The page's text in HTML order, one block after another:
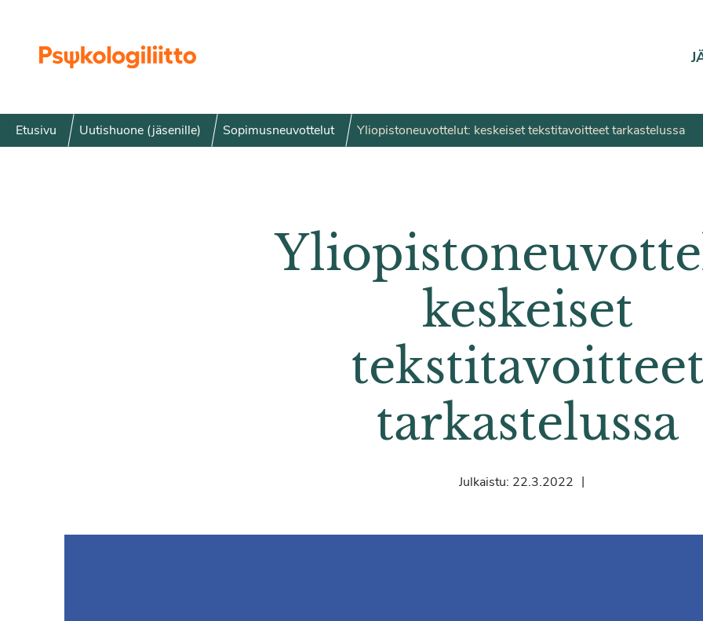
Etusivu Uutishuone (jäsenille) Sopimusneuvottelut Yliopistoneuvottelut: keskeiset tekstitavoitteet tarkastelussa
keskeiset
tarkastelussa
Julkaistu: 22.3.2022 |